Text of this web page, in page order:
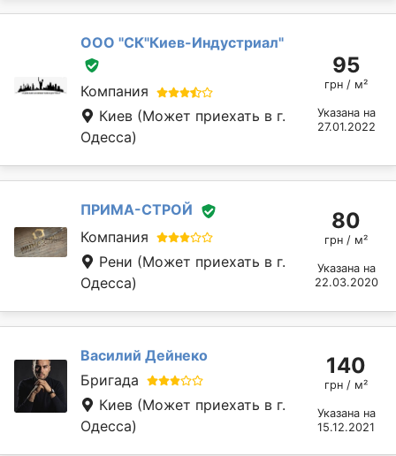
ООО "СК"Киев-Индустриал"
Компания
Киев (Может приехать в г.
Одесса)
95
грн / м²
Указана на
27.01.2022
ПРИМА-СТРОЙ
Компания
Рени (Может приехать в г.
Одесса)
80
грн / м²
Указана на
22.03.2020
Василий Дейнеко
Бригада
Киев (Может приехать в г.
Одесса)
140
грн / м²
Указана на
15.12.2021